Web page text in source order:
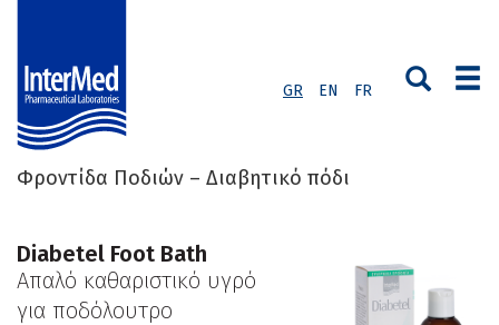
GR EN FR
Φροντίδα Ποδιών – Διαβητικό πόδι
Diabetel Foot Bath
Απαλό καθαριστικό υγρό
για ποδόλουτρο